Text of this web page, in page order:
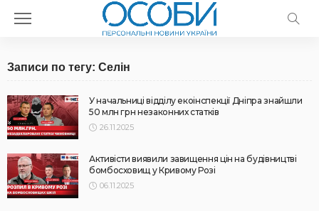
Записи по тегу: Селін
У начальниці відділу екоінспекції Дніпра знайшли
50 млн грн незаконних статків
26.11.2025
Активісти виявили завищення цін на будівництві
бомбосховищ у Кривому Розі
06.11.2025